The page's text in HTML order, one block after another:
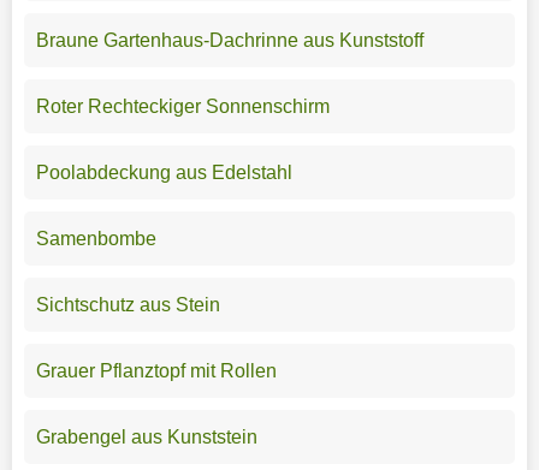
Braune Gartenhaus-Dachrinne aus Kunststoff
Roter Rechteckiger Sonnenschirm
Poolabdeckung aus Edelstahl
Samenbombe
Sichtschutz aus Stein
Grauer Pflanztopf mit Rollen
Grabengel aus Kunststein